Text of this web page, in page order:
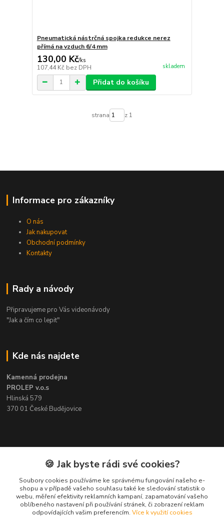
Pneumatická nástrčná spojka redukce nerez
přímá na vzduch 6/4 mm
130,00 Kč/ks
107,44 Kč bez DPH skladem
Přidat do košíku
strana z 1
Informace pro zákazníky
O nás
Jak nakupovat
Obchodní podmínky
Kontakty
Rady a návody
Připravujeme pro Vás videonávody
"Jak a čím co lepit"
Kde nás najdete
Kamenná prodejna
PROLEP v.o.s
Hlinská 579
370 01 České Budějovice
Kontakt
Pavel Šedivý
+420 602 148 895
Pracovní doba PO - PÁ: 8,00-16,30
🍪 Jak byste rádi své cookies?
Soubory cookies používáme ke správnému fungování našeho e-
shopu a v případě vašeho souhlasu také ke sledování statistik o
webu, měření efektivity reklamních kampaní, zapamatování vašeho
oblíbeného nastavení při používání stránek, či zobrazení reklam
odpovídajících vašim preferencím. Více k využití cookies